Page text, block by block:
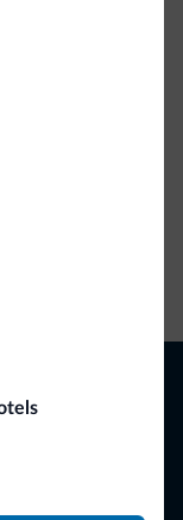
collezione firmata